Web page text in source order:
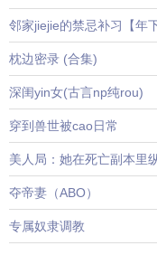
邻家jiejie的禁忌补习【年
枕边密录 (合集)
深闺yin女(古言np纯rou)
穿到兽世被cao日常
美人局：她在死亡副本里
夺帝妻（ABO）
专属奴隶调教